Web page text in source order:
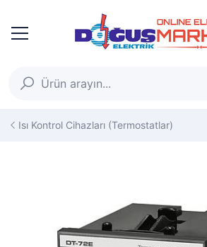
Isı Kontrol Cihazları (Termostatlar)